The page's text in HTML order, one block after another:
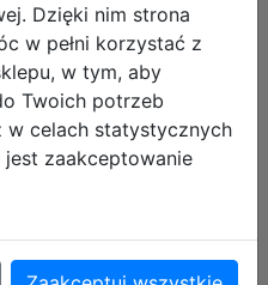
6el. Stitch Black
116 + Piórnik
074
Dzięki nim strona
w pełni korzystać z
w tym, aby
Twoich potrzeb
celach statystycznych
zaakceptowanie